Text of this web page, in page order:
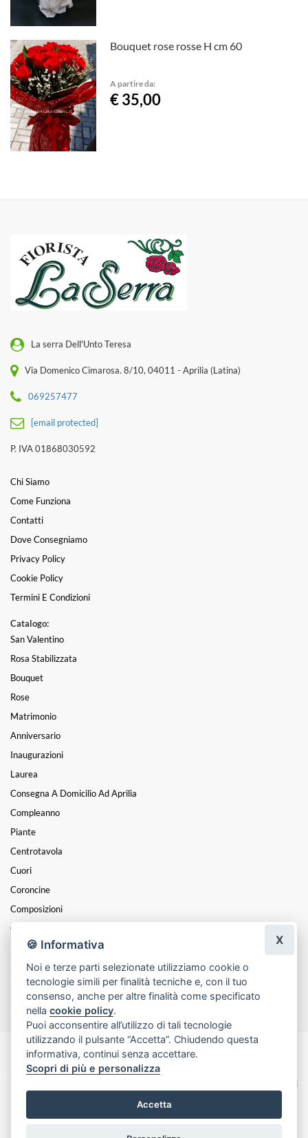
Bouquet rose rosse H cm 60
A partire da:
€ 35,00
La serra Dell'Unto Teresa
Via Domenico Cimarosa. 8/10, 04011 - Aprilia (Latina)
069257477
[email protected]
P. IVA 01868030592
Chi Siamo
Come Funziona
Contatti
Dove Consegniamo
Privacy Policy
Cookie Policy
Termini E Condizioni
Catalogo:
San Valentino
Rosa Stabilizzata
Bouquet
Rose
Matrimonio
Anniversario
Inaugurazioni
Laurea
Consegna A Domicilio Ad Aprilia
Compleanno
Piante
Centrotavola
Cuori
Coroncine
Composizioni
Cesti
Mazzi
Funebre
Festa Della Mamma
Made with byInfoser.it- Realizzazione Siti ecommerce per Fioristi
2026
Termini e Condizioni
🍪 Informativa
Noi e terze parti selezionate utilizziamo cookie o
tecnologie simili per finalità tecniche e, con il tuo
consenso, anche per altre finalità come specificato
nellacookie policy.
Puoi acconsentire all’utilizzo di tali tecnologie
utilizzando il pulsante “Accetta”. Chiudendo questa
informativa, continui senza accettare.
Scopri di più e personalizza
Accetta
X